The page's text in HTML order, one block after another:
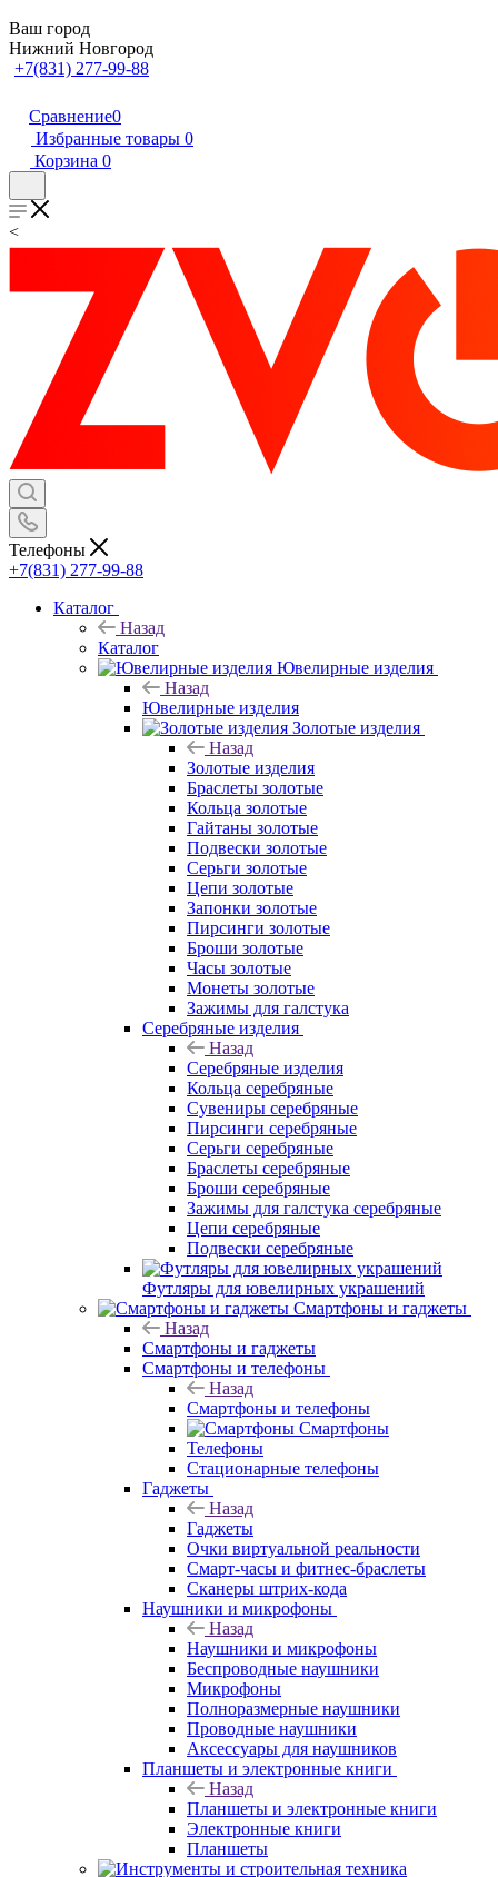
Ваш город
Нижний Новгород
+7(831) 277-99-88
Сравнение0
Избранные товары 0
Корзина 0
<
Телефоны
+7(831) 277-99-88
Каталог
Назад
Каталог
Ювелирные изделия
Назад
Ювелирные изделия
Золотые изделия
Назад
Золотые изделия
Браслеты золотые
Кольца золотые
Гайтаны золотые
Подвески золотые
Серьги золотые
Цепи золотые
Запонки золотые
Пирсинги золотые
Броши золотые
Часы золотые
Монеты золотые
Зажимы для галстука
Серебряные изделия
Назад
Серебряные изделия
Кольца серебряные
Сувениры серебряные
Пирсинги серебряные
Серьги серебряные
Браслеты серебряные
Броши серебряные
Зажимы для галстука серебряные
Цепи серебряные
Подвески серебряные
Футляры для ювелирных украшений
Смартфоны и гаджеты
Назад
Смартфоны и гаджеты
Смартфоны и телефоны
Назад
Смартфоны и телефоны
Смартфоны
Телефоны
Стационарные телефоны
Гаджеты
Назад
Гаджеты
Очки виртуальной реальности
Смарт-часы и фитнес-браслеты
Сканеры штрих-кода
Наушники и микрофоны
Назад
Наушники и микрофоны
Беспроводные наушники
Микрофоны
Полноразмерные наушники
Проводные наушники
Аксессуары для наушников
Планшеты и электронные книги
Назад
Планшеты и электронные книги
Электронные книги
Планшеты